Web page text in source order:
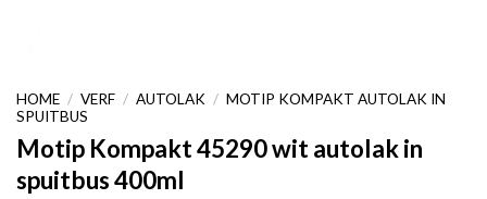
HOME / VERF / AUTOLAK / MOTIP KOMPAKT AUTOLAK IN
SPUITBUS
Motip Kompakt 45290 wit autolak in
spuitbus 400ml